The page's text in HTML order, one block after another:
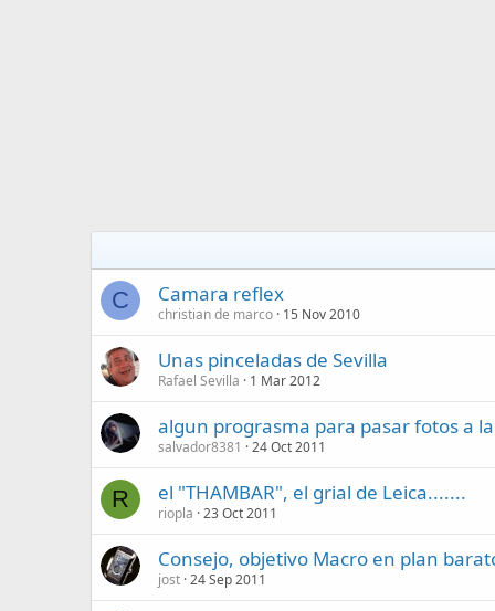
C Camara reflex
christian de marco 15 Nov 2010
Unas pinceladas de Sevilla
Rafael Sevilla 1 Mar 2012
algun prograsma para pasar fotos a
salvador8381 24 Oct 2011
R el "THAMBAR", el grial de Leica.......
riopla 23 Oct 2011
Consejo, objetivo Macro en plan
jost 24 Sep 2011